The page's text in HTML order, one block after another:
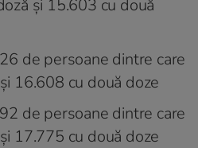
și 15.603 cu două
de persoane dintre care
16.608 cu două doze
de persoane dintre care
17.775 cu două doze